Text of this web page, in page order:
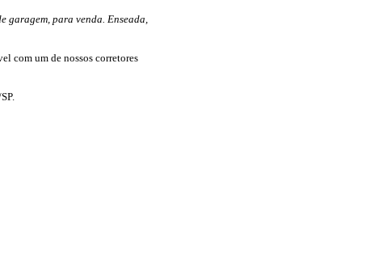
garagem, para venda. Enseada,
com um de nossos corretores